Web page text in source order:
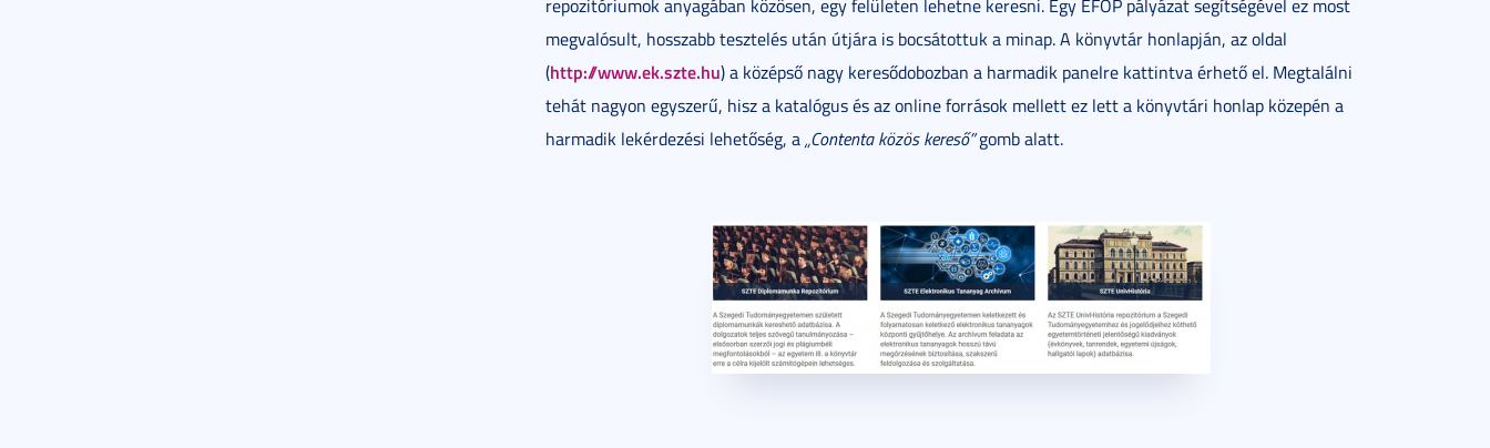
repozitóriumok anyagában közösen, egy felületen lehetne keresni. Egy EFOP pályázat segítségével ez most
megvalósult, hosszabb tesztelés után útjára is bocsátottuk a minap. A könyvtár honlapján, az oldal
(http://www.ek.szte.hu) a középső nagy keresődobozban a harmadik panelre kattintva érhető el. Megtalálni
tehát nagyon egyszerű, hisz a katalógus és az online források mellett ez lett a könyvtári honlap közepén a
harmadik lekérdezési lehetőség, a„Contenta közös kereső”gomb alatt.